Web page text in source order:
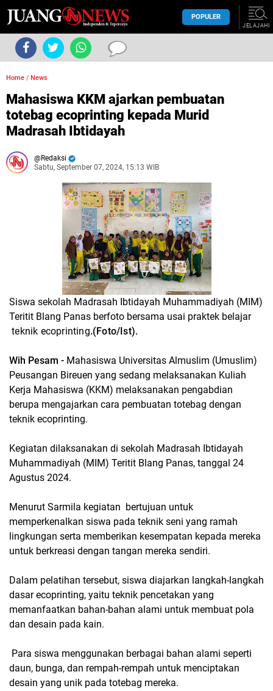
POPULER
JELAJAHI
Home / News
Mahasiswa KKM ajarkan pembuatan
totebag ecoprinting kepada Murid
Madrasah Ibtidayah
Redaksi
Sabtu, September 07, 2024, 15:13 WIB
Siswa sekolah Madrasah Ibtidayah Muhammadiyah (MIM)
Teritit Blang Panas berfoto bersama usai praktek belajar
teknik ecoprinting.(Foto/Ist).
Wih Pesam - Mahasiswa Universitas Almuslim (Umuslim)
Peusangan Bireuen yang sedang melaksanakan Kuliah
Kerja Mahasiswa (KKM) melaksanakan pengabdian
berupa mengajarkan cara pembuatan totebag dengan
teknik ecoprinting.
Kegiatan dilaksanakan di sekolah Madrasah Ibtidayah
Muhammadiyah (MIM) Teritit Blang Panas, tanggal 24
Agustus 2024.
Menurut Sarmila kegiatan bertujuan untuk
memperkenalkan siswa pada teknik seni yang ramah
lingkungan serta memberikan kesempatan kepada mereka
untuk berkreasi dengan tangan mereka sendiri.
Dalam pelatihan tersebut, siswa diajarkan langkah-langkah
dasar ecoprinting, yaitu teknik pencetakan yang
memanfaatkan bahan-bahan alami untuk membuat pola
dan desain pada kain.
Para siswa menggunakan berbagai bahan alami seperti
daun, bunga, dan rempah-rempah untuk menciptakan
desain yang unik pada totebag mereka.